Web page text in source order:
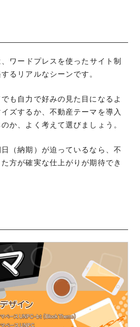
ワードプレスを使ったサイト制
るリアルなシーンです。
も自力で好みの見た目になるよ
ズするか、不動産テーマを導入
か、よく考えて選びましょう。
（納期）が迫っているなら、不
方が確実な仕上がりが期待でき